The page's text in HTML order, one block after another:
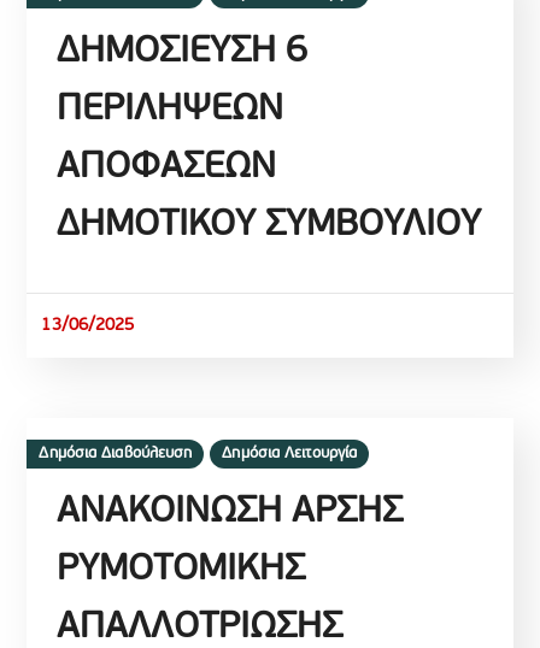
ΔΗΜΟΣΙΕΥΣΗ 6
ΠΕΡΙΛΗΨΕΩΝ
ΑΠΟΦΑΣΕΩΝ
ΔΗΜΟΤΙΚΟΥ ΣΥΜΒΟΥΛΙΟΥ
13/06/2025
Δημόσια Διαβούλευση Δημόσια Λειτουργία
ΑΝΑΚΟΙΝΩΣΗ ΑΡΣΗΣ
ΡΥΜΟΤΟΜΙΚΗΣ
ΑΠΑΛΛΟΤΡΙΩΣΗΣ